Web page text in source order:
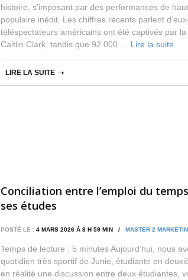
histoire, s’imposant par des performances de
populaire inédit. Les chiffres récents parlent
téléspectateurs américains ont été captivés par
Caitlin Clark, tandis que 92 000 … Lire la suite
LIRE LA SUITE
Conciliation entre l’emploi du
ses études
POSTÉ LE : 4 MARS 2026 À 8 H 59 MIN / MASTER 2
Temps de lecture : 5 minutes Aujourd’hui, nous
quotidien très sportif de Junie, étudiante en
en réalité une discussion entre deux étudiantes,